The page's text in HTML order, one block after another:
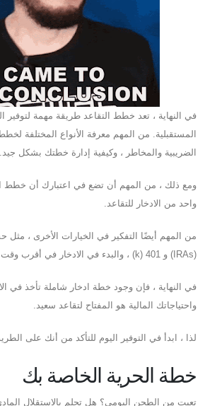
في النهاية ، تعد خطط التقاعد طريقة مهمة لتوفير
المستقبلية. من المهم معرفة الأنواع المختلفة
الضريبية والمخاطر ، وكيفية إدارة خطتك بشكل جيد.
ومع ذلك ، من المهم أن تضع في اعتبارك أن خطط
واحد من الادخار للتقاعد.
من المهم أيضًا التفكير في الخيارات الأخرى ، مثل
(IRAs) و 401 (k) ، والبدء في الادخار في أقرب وقت ممكن.
في النهاية ، فإن وجود خطة ادخار شاملة تأخذ في
واحتياجاتك المالية هو المفتاح لتقاعد سعيد.
لذا ، ابدأ في التوفير اليوم للتأكد من أنك على
خطة الحرية الخاصة بك
تعبت من الطحن اليومي؟ هل تحلم بالاستقلال